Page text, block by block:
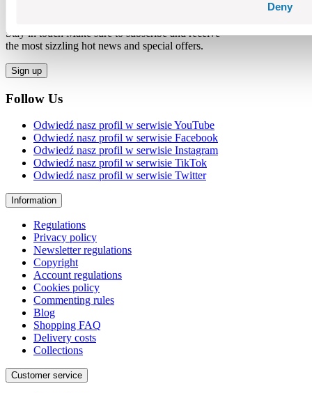
Deny
Stay in touch Make sure to subscribe and receive
the most sizzling hot news and special offers.
Sign up
Follow Us
Odwiedź nasz profil w serwisie YouTube
Odwiedź nasz profil w serwisie Facebook
Odwiedź nasz profil w serwisie Instagram
Odwiedź nasz profil w serwisie TikTok
Odwiedź nasz profil w serwisie Twitter
Information
Regulations
Privacy policy
Newsletter regulations
Copyright
Account regulations
Cookies policy
Commenting rules
Blog
Shopping FAQ
Delivery costs
Collections
Customer service